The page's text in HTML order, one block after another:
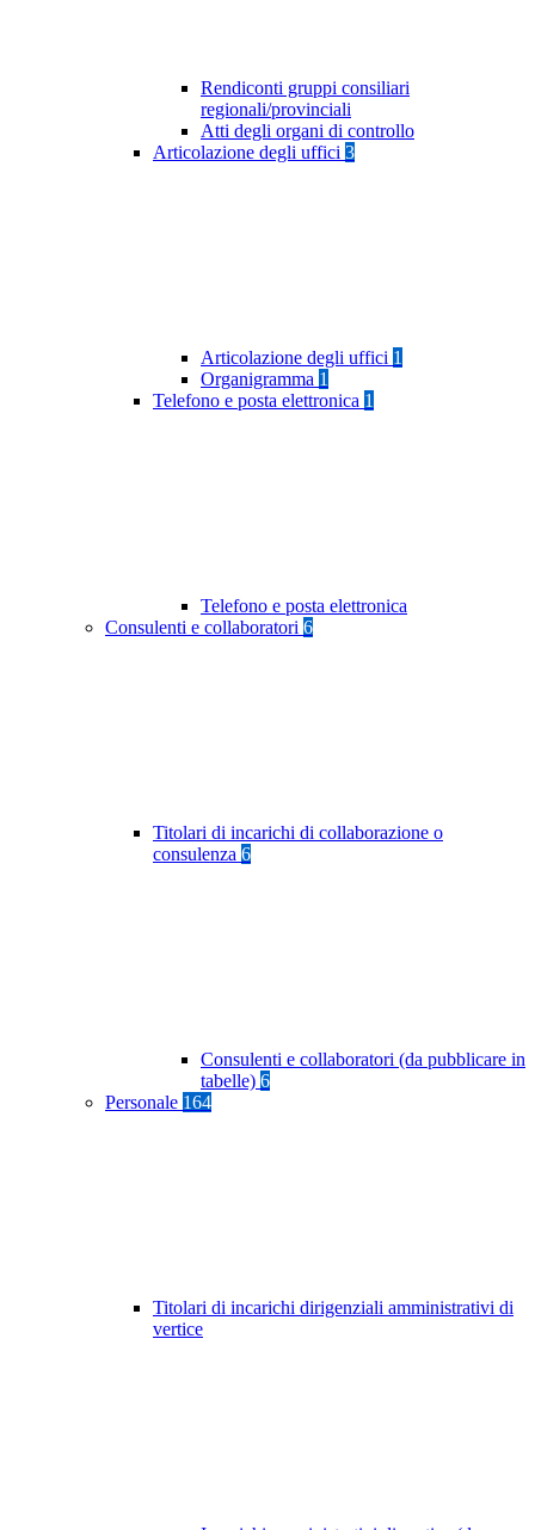
Rendiconti gruppi consiliari
regionali/provinciali
Atti degli organi di controllo
Articolazione degli uffici 3
Articolazione degli uffici 1
Organigramma 1
Telefono e posta elettronica 1
Telefono e posta elettronica
Consulenti e collaboratori 6
Titolari di incarichi di collaborazione o
consulenza 6
Consulenti e collaboratori (da pubblicare in
tabelle) 6
Personale 164
Titolari di incarichi dirigenziali amministrativi di
vertice